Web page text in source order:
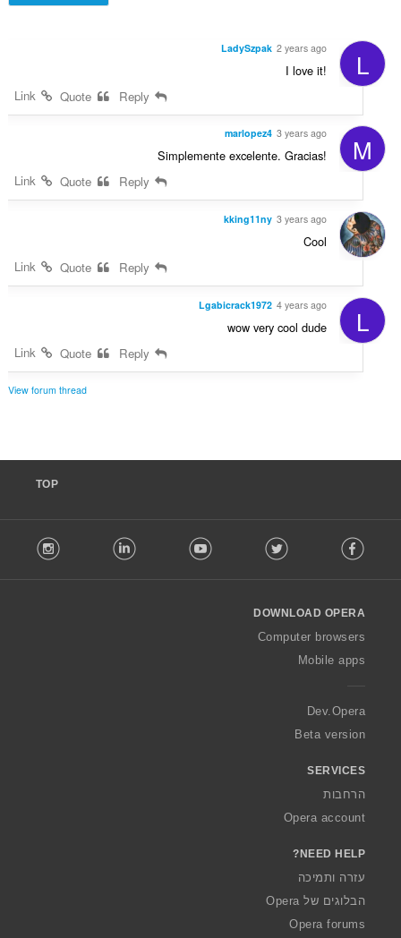
L
LadySzpak 2 years ago
I love it!
M
marlopez4 3 years ago
Simplemente excelente. Gracias!
Link
kking11ny 3 years ago
Cool
Link
L
Lgabicrack1972 4 years ago
wow very cool dude
Link
View forum thread
TOP
o
w
O
a
Facebook
Twitter
Youtube
LinkedIn
DOWNLOAD OPERA
Computer browsers
Mobile apps
Dev.Opera
Beta version
SERVICES
הרחבות
Opera account
NEED HELP?
עזרה ותמיכה
הבלוגים של Opera
Opera forums